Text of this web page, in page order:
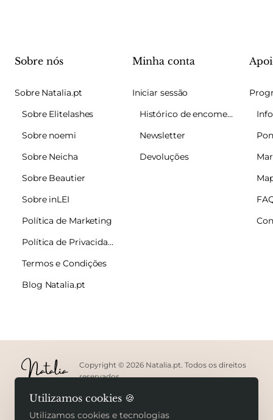
Utilizamos cookies 🍪
Utilizamos cookies e tecnologias
Sobre nós
Sobre Natalia.pt
Sobre Elitelashes
Sobre noemi
Sobre Neicha
Sobre Beautier
Sobre inLEI
Política de Marketing
Política de Privacidade
Termos e Condições
Blog Natalia.pt
Minha conta
Iniciar sessão
Histórico de encomendas
Newsletter
Devoluções
Copyright © 2026 Natalia.pt. Todos os direitos
reservados.